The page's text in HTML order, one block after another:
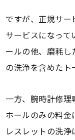
ですが、正規サ
サービスになって
ールの他、磨耗し
の洗浄を含めたト
一方、腕時計修理
ホールのみの料金
レスレットの洗